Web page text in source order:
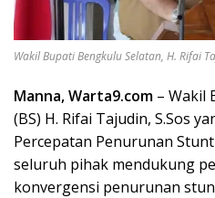
Wakil Bupati Bengkulu Selatan, H. Rifai
Manna, Warta9.com – Wakil
(BS) H. Rifai Tajudin, S.Sos
Percepatan Penurunan
seluruh pihak mendukung
konvergensi penurunan